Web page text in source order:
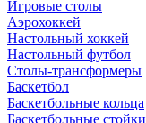
Игровые столы
Аэрохоккей
Настольный хоккей
Настольный футбол
Столы-трансформеры
Баскетбол
Баскетбольные кольца
Баскетбольные стойки